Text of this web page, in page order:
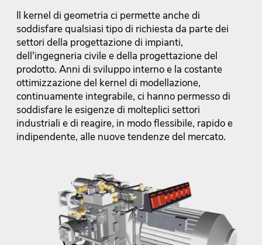
Il kernel di geometria ci permette anche di
soddisfare qualsiasi tipo di richiesta da parte dei
settori della progettazione di impianti,
dell'ingegneria civile e della progettazione del
prodotto. Anni di sviluppo interno e la costante
ottimizzazione del kernel di modellazione,
continuamente integrabile, ci hanno permesso di
soddisfare le esigenze di molteplici settori
industriali e di reagire, in modo flessibile, rapido e
indipendente, alle nuove tendenze del mercato.